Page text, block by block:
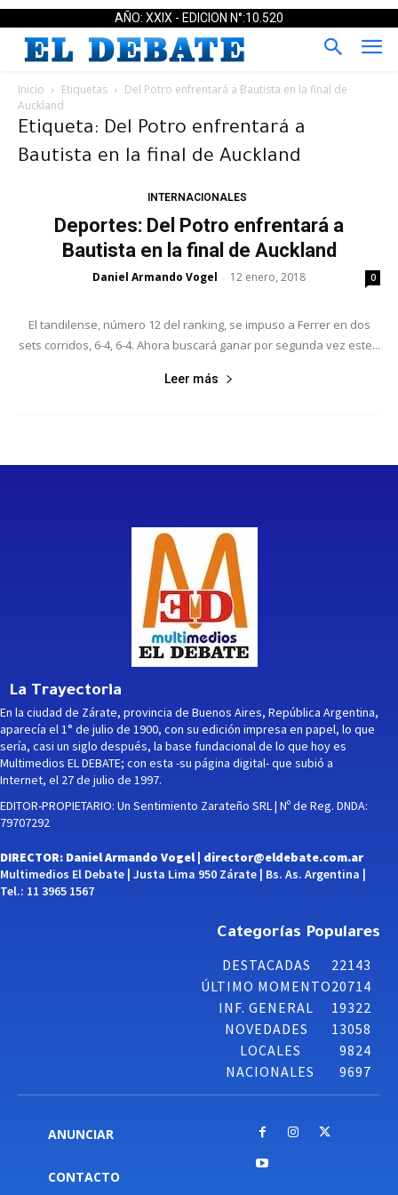
AÑO: XXIX - EDICION N°:10.520
Inicio Etiquetas
Del Potro enfrentará a Bautista en la final de
Auckland
Etiqueta: Del Potro enfrentará a
Bautista en la final de Auckland
INTERNACIONALES
Deportes: Del Potro enfrentará a
Bautista en la final de Auckland
Daniel Armando Vogel - 12 enero, 2018 0
El tandilense, número 12 del ranking, se impuso a Ferrer en dos
sets corridos, 6-4, 6-4. Ahora buscará ganar por segunda vez este...
Leer más
La Trayectoria
En la ciudad de Zárate, provincia de Buenos Aires, República Argentina,
aparecía el 1° de julio de 1900, con su edición impresa en papel, lo que
sería, casi un siglo después, la base fundacional de lo que hoy es
Multimedios EL DEBATE; con esta -su página digital- que subió a
Internet, el 27 de julio de 1997.
EDITOR-PROPIETARIO: Un Sentimiento Zarateño SRL | Nº de Reg. DNDA:
79707292
DIRECTOR: Daniel Armando Vogel | director@eldebate.com.ar
Multimedios El Debate | Justa Lima 950 Zárate | Bs. As. Argentina |
Tel.: 11 3965 1567
Categorías Populares
DESTACADAS
22143
ÚLTIMO MOMENTO20714
INF. GENERAL
19322
NOVEDADES
13058
LOCALES
9824
NACIONALES
9697
ANUNCIAR
CONTACTO